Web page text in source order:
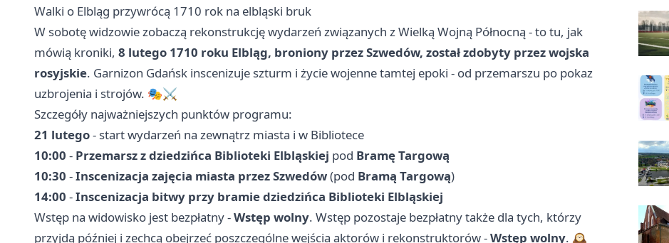
Walki o Elbląg przywrócą 1710 rok na elbląski bruk
W sobotę widzowie zobaczą rekonstrukcję wydarzeń związanych z Wielką Wojną Północną - to tu, jak
mówią kroniki, 8 lutego 1710 roku Elbląg, broniony przez Szwedów, został zdobyty przez wojska
rosyjskie. Garnizon Gdańsk inscenizuje szturm i życie wojenne tamtej epoki - od przemarszu po pokaz
uzbrojenia i strojów. 🎭⚔️
Szczegóły najważniejszych punktów programu:
21 lutego- start wydarzeń na zewnątrz miasta i w Bibliotece
10:00 - Przemarsz z dziedzińca Biblioteki Elbląskiej pod Bramę Targową
10:30 -Inscenizacja zajęcia miasta przez Szwedów(pod Bramą Targową)
14:00 -Inscenizacja bitwy przy bramie dziedzińca Biblioteki Elbląskiej
Wstęp na widowisko jest bezpłatny -Wstęp wolny. Wstęp pozostaje bezpłatny także dla tych, którzy
przyjdą później i zechcą obejrzeć poszczególne wejścia aktorów i rekonstruktorów -Wstęp wolny. 🕰️